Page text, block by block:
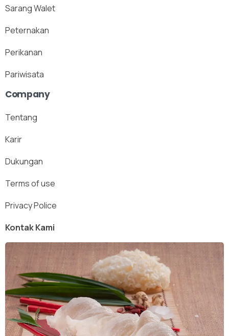
Sarang Walet
Peternakan
Perikanan
Pariwisata
Company
Tentang
Karir
Dukungan
Terms of use
Privacy Police
Kontak Kami